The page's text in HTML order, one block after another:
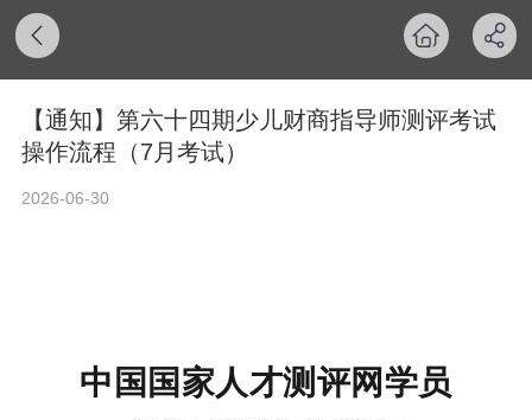
【通知】第六十四期少儿财商指导师测评考试
操作流程（7月考试）
2026-06-30
中国国家人才测评网学员